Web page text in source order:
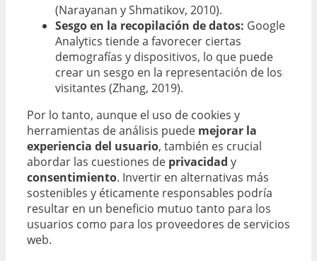
(Narayanan y Shmatikov, 2010).
Sesgo en la recopilación de datos: Google
Analytics tiende a favorecer ciertas
demografías y dispositivos, lo que puede
crear un sesgo en la representación de los
visitantes (Zhang, 2019).
Por lo tanto, aunque el uso de cookies y
herramientas de análisis puede mejorar la
experiencia del usuario, también es crucial
abordar las cuestiones de privacidad y
consentimiento. Invertir en alternativas más
sostenibles y éticamente responsables podría
resultar en un beneficio mutuo tanto para los
usuarios como para los proveedores de servicios
web.